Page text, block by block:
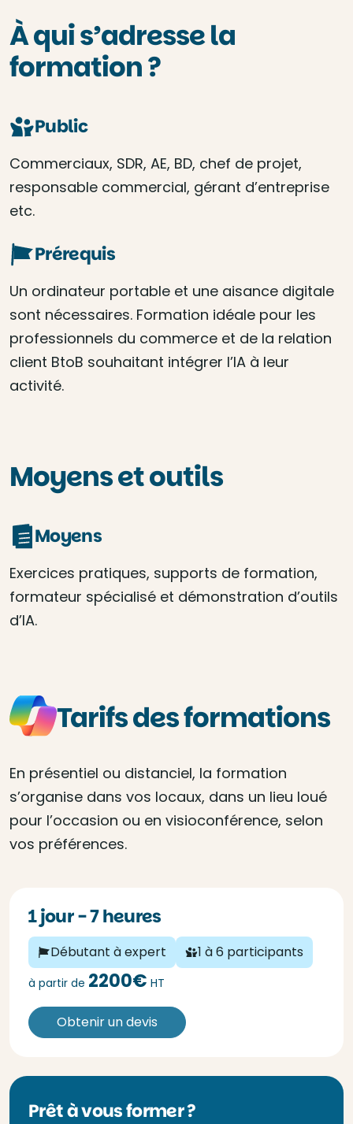
À qui s’adresse la
formation ?
Public
Commerciaux, SDR, AE, BD, chef de projet,
responsable commercial, gérant d’entreprise
etc.
Prérequis
Un ordinateur portable et une aisance digitale
sont nécessaires. Formation idéale pour les
professionnels du commerce et de la relation
client BtoB souhaitant intégrer l’IA à leur
activité.
Moyens et outils
Moyens
Exercices pratiques, supports de formation,
formateur spécialisé et démonstration d’outils
d’IA.
Tarifs des formations
En présentiel ou distanciel, la formation
s’organise dans vos locaux, dans un lieu loué
pour l’occasion ou en visioconférence, selon
vos préférences.
1 jour - 7 heures
Débutant à expert 1 à 6 participants
à partir de 2200€ HT
Obtenir un devis
Prêt à vous former ?